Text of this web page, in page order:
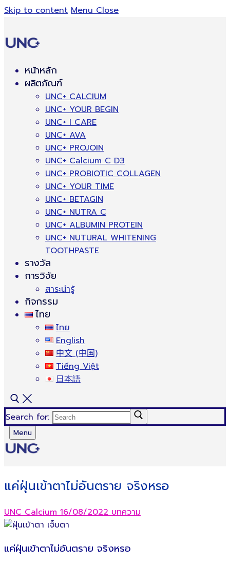
Skip to content Menu Close
หน้าหลัก
ผลิตภัณฑ์
UNC+ CALCIUM
UNC+ YOUR BEGIN
UNC+ I CARE
UNC+ AVA
UNC+ PROJOIN
UNC+ Calcium C D3
UNC+ PROBIOTIC COLLAGEN
UNC+ YOUR TIME
UNC+ BETAGIN
UNC+ NUTRA C
UNC+ ALBUMIN PROTEIN
UNC+ NUTURAL WHITENING
TOOTHPASTE
รางวัล
การวิจัย
สาระน่ารู้
กิจกรรม
ไทย
ไทย
English
中文 (中国)
Tiếng Việt
日本語
Search for:
Menu
แค่ฝุ่นเข้าตาไม่อันตราย จริงหรอ
UNC Calcium 16/08/2022บทความ
แค่ฝุ่นเข้าตาไม่อันตราย จริงหรอ